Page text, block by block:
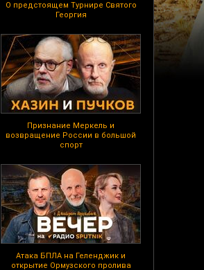
О предстоящем Турнире Святого
Георгия
Признание Меркель и
возвращение России в большой
спорт
Атака БПЛА на Геленджик и
открытие Ормузского пролива